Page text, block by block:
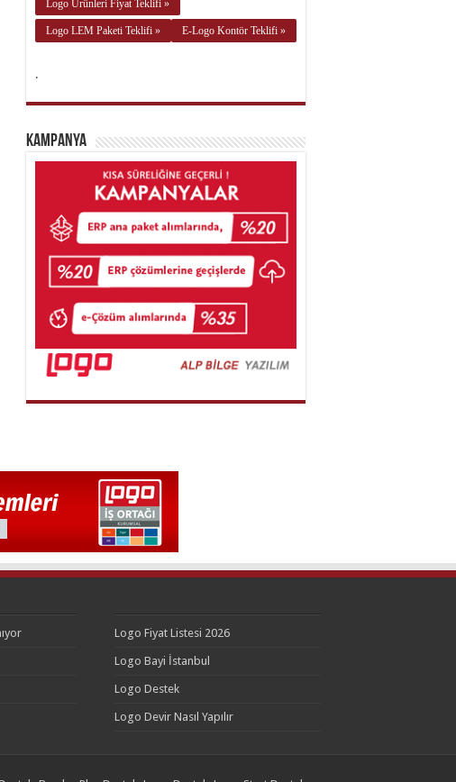
Logo Ürünleri Fiyat Teklifi »
Logo LEM Paketi Teklifi » E-Logo Kontör Teklifi »
.
Kampanya
Logo Fiyat Listesi 2026
Logo Bayi İstanbul
Logo Destek
Logo Devir Nasıl Yapılır